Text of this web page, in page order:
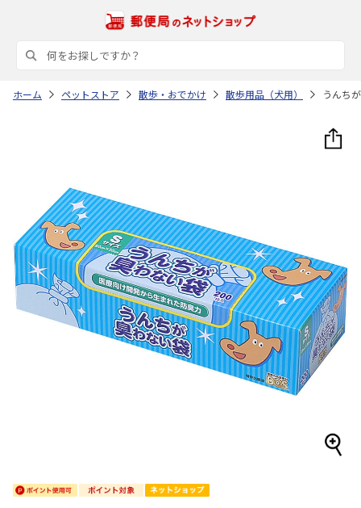
ホーム ペットストア 散歩・おでかけ 散歩用品（犬用） うんち